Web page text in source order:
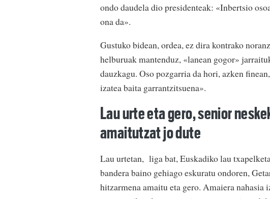
ondo daudela dio presidenteak: «Inbertsio
ona da».
Gustuko bidean, ordea, ez dira kontrako
helburuak mantenduz, «lanean gogor»
dauzkagu. Oso pozgarria da hori, azken
izatea baita garrantzitsuena».
Lau urte eta gero, senior
amaitutzat jo dute
Lau urtetan, liga bat, Euskadiko lau
bandera baino gehiago eskuratu ondoren,
hitzarmena amaitu eta gero. Amaiera